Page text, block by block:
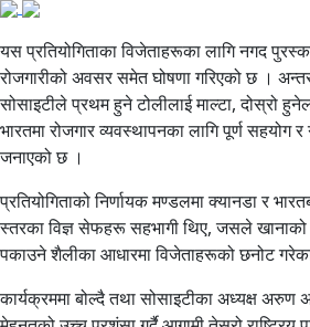
यस प्रतियोगिताका विजेताहरूका लागि नगद
रोजगारीको अवसर समेत घोषणा गरिएको छ ।
सोसाइटीले प्रथम हुने टोलीलाई माल्टा, दोस्रो
भारतमा रोजगार व्यवस्थापनका लागि पूर्ण सहयोग र
जनाएको छ ।
प्रतियोगिताको निर्णायक मण्डलमा क्यानडा र
स्तरका विज्ञ सेफहरू सहभागी थिए, जसले
पकाउने शैलीका आधारमा विजेताहरूको छनोट
कार्यक्रममा बोल्दै तथा सोसाइटीका अध्यक्ष अरुण